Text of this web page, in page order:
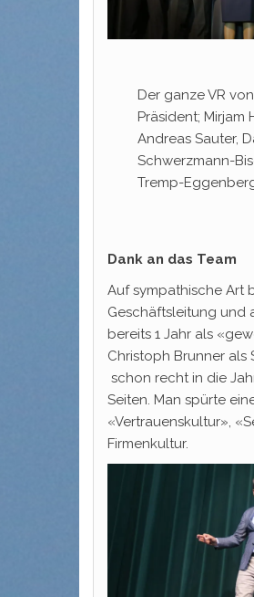
Der ganze VR
Präsident; Mirjam
Andreas Sauter,
Schwerzmann-
Tremp-
Dank an das Team
Auf sympathische Art
Geschäftsleitung und
bereits 1 Jahr als
Christoph Brunner
schon recht in die
Seiten. Man spürte
«Vertrauenskultur»,
Firmenkultur.